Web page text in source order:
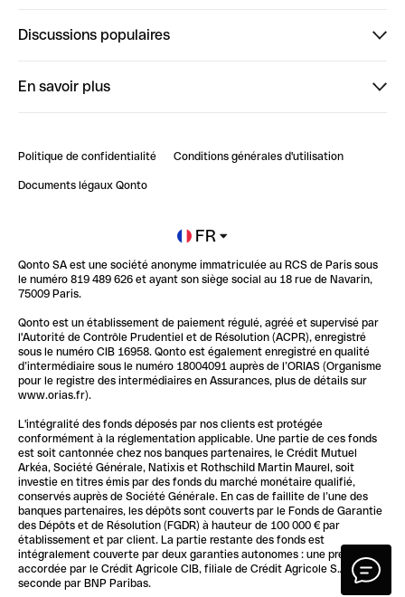
ClubQonto
Discussions populaires
Impact de l'IA sur les carrières/productivité
En savoir plus
Blog
Newsroom
Glossaire finance
Politique de confidentialité Conditions générales d'utilisation
Documents légaux Qonto
FR
Qonto SA est une société anonyme immatriculée au RCS de Paris sous
le numéro 819 489 626 et ayant son siège social au 18 rue de Navarin,
75009 Paris.
Qonto est un établissement de paiement régulé, agréé et supervisé par
l'Autorité de Contrôle Prudentiel et de Résolution (ACPR), enregistré
sous le numéro CIB 16958. Qonto est également enregistré en qualité
d’intermédiaire sous le numéro 18004091 auprès de l’ORIAS (Organisme
pour le registre des intermédiaires en Assurances, plus de détails sur
www.orias.fr).
L'intégralité des fonds déposés par nos clients est protégée
conformément à la réglementation applicable. Une partie de ces fonds
est soit cantonnée chez nos banques partenaires, le Crédit Mutuel
Arkéa, Société Générale, Natixis et Rothschild Martin Maurel, soit
investie en titres émis par des fonds du marché monétaire qualifié,
conservés auprès de Société Générale. En cas de faillite de l’une des
banques partenaires, les dépôts sont couverts par le Fonds de Garantie
des Dépôts et de Résolution (FGDR) à hauteur de 100 000 € par
établissement et par client. La partie restante des fonds est
intégralement couverte par deux garanties autonomes : une première
accordée par le Crédit Agricole CIB, filiale de Crédit Agricole S.A., une
seconde par BNP Paribas.